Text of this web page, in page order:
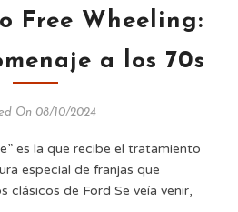
Free Wheeling:
a los 70s
On 08/10/2024
es la que recibe el tratamiento
especial de franjas que
clásicos de Ford Se veía venir,